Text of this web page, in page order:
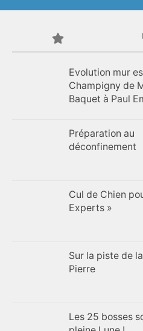
Evolution mur
Champigny de
Baquet à Paul
Préparation au
déconfinement
Cul de Chien
Experts »
Sur la piste de
Pierre
Les 25 bosses